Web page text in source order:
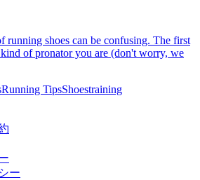
running shoes can be confusing. The first
of pronator you are (don't worry, we
Running TipsShoestraining
ー